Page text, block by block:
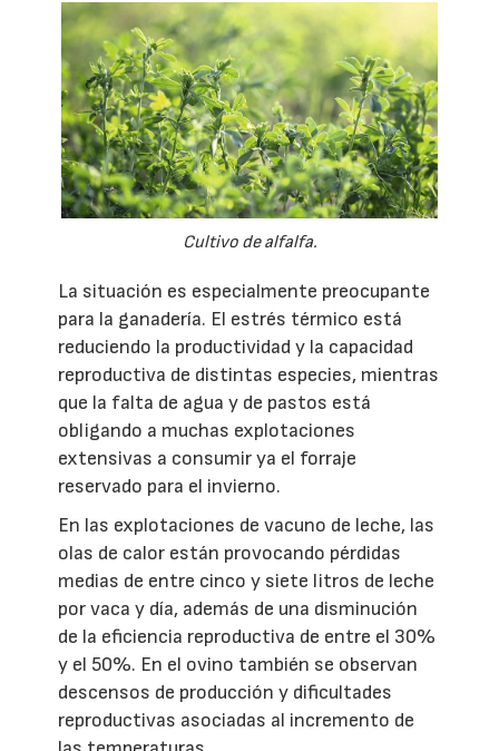
Cultivo de alfalfa.
La situación es especialmente preocupante
para la ganadería. El estrés térmico está
reduciendo la productividad y la capacidad
reproductiva de distintas especies, mientras
que la falta de agua y de pastos está
obligando a muchas explotaciones
extensivas a consumir ya el forraje
reservado para el invierno.
En las explotaciones de vacuno de leche, las
olas de calor están provocando pérdidas
medias de entre cinco y siete litros de leche
por vaca y día, además de una disminución
de la eficiencia reproductiva de entre el 30%
y el 50%. En el ovino también se observan
descensos de producción y dificultades
reproductivas asociadas al incremento de